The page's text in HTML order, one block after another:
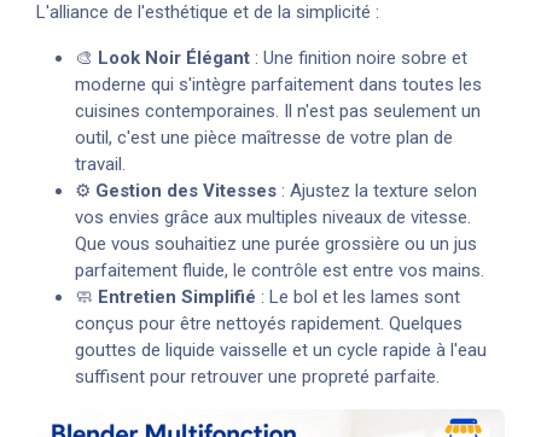
L'alliance de l'esthétique et de la simplicité :
🎨 Look Noir Élégant : Une finition noire sobre et
moderne qui s'intègre parfaitement dans toutes les
cuisines contemporaines. Il n'est pas seulement un
outil, c'est une pièce maîtresse de votre plan de
travail.
⚙️ Gestion des Vitesses : Ajustez la texture selon
vos envies grâce aux multiples niveaux de vitesse.
Que vous souhaitiez une purée grossière ou un jus
parfaitement fluide, le contrôle est entre vos mains.
🧼 Entretien Simplifié : Le bol et les lames sont
conçus pour être nettoyés rapidement. Quelques
gouttes de liquide vaisselle et un cycle rapide à l'eau
suffisent pour retrouver une propreté parfaite.